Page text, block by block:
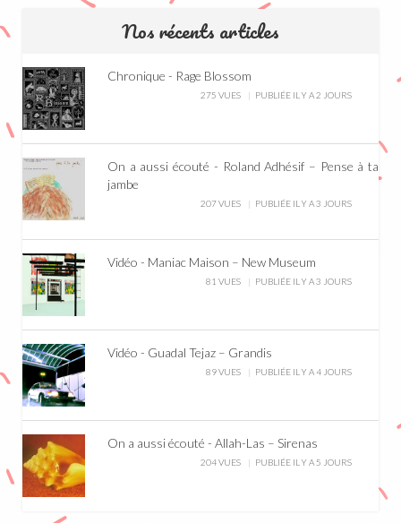
Nos récents articles
Chronique - Rage Blossom
275 VUES PUBLIÉE IL Y A 2 JOURS
On a aussi écouté - Roland Adhésif – Pense à ta
jambe
207 VUES PUBLIÉE IL Y A 3 JOURS
Vidéo - Maniac Maison – New Museum
81 VUES PUBLIÉE IL Y A 3 JOURS
Vidéo - Guadal Tejaz – Grandis
89 VUES PUBLIÉE IL Y A 4 JOURS
On a aussi écouté - Allah-Las – Sirenas
204 VUES PUBLIÉE IL Y A 5 JOURS